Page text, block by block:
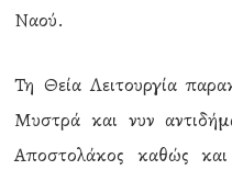
Ναού.
Τη Θεία Λειτουργία
Μυστρά και νυν
Αποστολάκος καθώς